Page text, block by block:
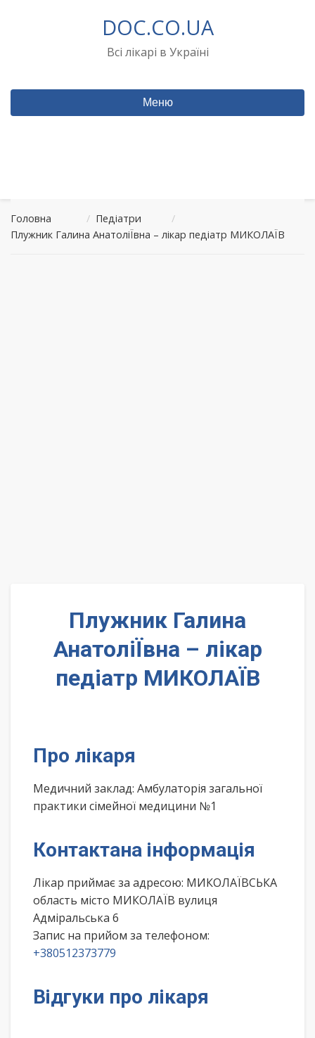
DOC.CO.UA
Всі лікарі в Україні
Меню
Головна / Педіатри
/
Плужник Галина АнатоліЇвна – лікар педіатр МИКОЛАЇВ
Плужник Галина
АнатоліЇвна – лікар
педіатр МИКОЛАЇВ
Про лікаря
Медичний заклад: Амбулаторія загальної
практики сімейної медицини №1
Контактана інформація
Лікар приймає за адресою: МИКОЛАЇВСЬКА
область місто МИКОЛАЇВ вулиця
Адміральська 6
Запис на прийом за телефоном:
+380512373779
Відгуки про лікаря